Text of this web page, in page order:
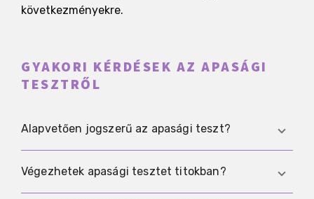
következményekre.
GYAKORI KÉRDÉSEK AZ APASÁGI
TESZTRŐL
Alapvetően jogszerű az apasági teszt?
Általában igen, de a pontos feltételek az adott
Végezhetek apasági tesztet titokban?